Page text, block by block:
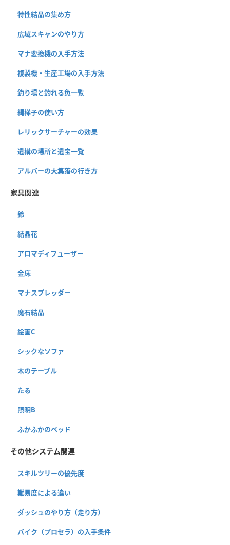
特性結晶の集め方
広域スキャンのやり方
マナ変換機の入手方法
複製機・生産工場の入手方法
釣り場と釣れる魚一覧
縄梯子の使い方
レリックサーチャーの効果
遺構の場所と遺宝一覧
アルバーの大集落の行き方
家具関連
鈴
結晶花
アロマディフューザー
金床
マナスプレッダー
魔石結晶
絵画C
シックなソファ
木のテーブル
たる
照明B
ふかふかのベッド
その他システム関連
スキルツリーの優先度
難易度による違い
ダッシュのやり方（走り方）
バイク（プロセラ）の入手条件